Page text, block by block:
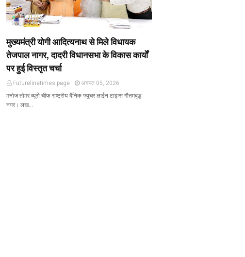
मुख्यमंत्री योगी आदित्यनाथ से मिले विधायक
तेजपाल नागर, दादरी विधानसभा के विकास कार्यों
पर हुई विस्तृत चर्चा
Futurelinetimes.page
अगस्त 05, 2026
मनोज तोमर ब्यूरो चीफ राष्ट्रीय दैनिक फ्यूचर लाईन टाइम्स गौतमबुद्ध
नगर। लख…